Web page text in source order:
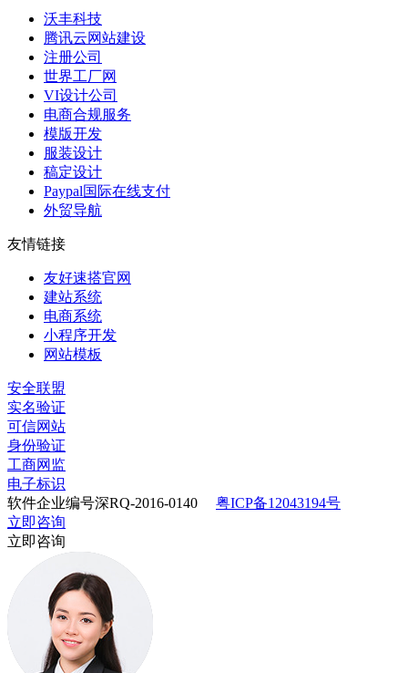
沃丰科技
腾讯云网站建设
注册公司
世界工厂网
VI设计公司
电商合规服务
模版开发
服装设计
稿定设计
Paypal国际在线支付
外贸导航
友情链接
友好速搭官网
建站系统
电商系统
小程序开发
网站模板
安全联盟
实名验证
可信网站
身份验证
工商网监
电子标识
软件企业编号深RQ-2016-0140
粤ICP备12043194号
立即咨询
立即咨询